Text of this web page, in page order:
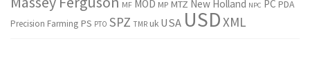
MF MOD MP MTZ New Holland NPC PC PDA
Precision Farming PS PTO SPZ TMR uk USA USDXML